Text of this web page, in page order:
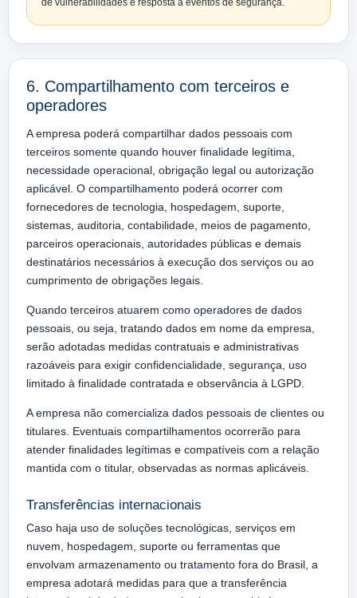
de vulnerabilidades e resposta a eventos de segurança.
6. Compartilhamento com terceiros e
operadores
A empresa poderá compartilhar dados pessoais com
terceiros somente quando houver finalidade legítima,
necessidade operacional, obrigação legal ou autorização
aplicável. O compartilhamento poderá ocorrer com
fornecedores de tecnologia, hospedagem, suporte,
sistemas, auditoria, contabilidade, meios de pagamento,
parceiros operacionais, autoridades públicas e demais
destinatários necessários à execução dos serviços ou ao
cumprimento de obrigações legais.
Quando terceiros atuarem como operadores de dados
pessoais, ou seja, tratando dados em nome da empresa,
serão adotadas medidas contratuais e administrativas
razoáveis para exigir confidencialidade, segurança, uso
limitado à finalidade contratada e observância à LGPD.
A empresa não comercializa dados pessoais de clientes ou
titulares. Eventuais compartilhamentos ocorrerão para
atender finalidades legítimas e compatíveis com a relação
mantida com o titular, observadas as normas aplicáveis.
Transferências internacionais
Caso haja uso de soluções tecnológicas, serviços em
nuvem, hospedagem, suporte ou ferramentas que
envolvam armazenamento ou tratamento fora do Brasil, a
empresa adotará medidas para que a transferência